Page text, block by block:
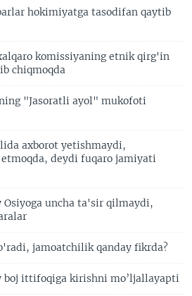
hokimiyatga tasodifan qaytib
komissiyaning etnik qirg'in
chiqmoqda
"Jasoratli ayol" mukofoti
axborot yetishmaydi,
deydi fuqaro jamiyati
uncha ta'sir qilmaydi,
jamoatchilik qanday fikrda?
boj ittifoqiga kirishni mo’ljallayapti